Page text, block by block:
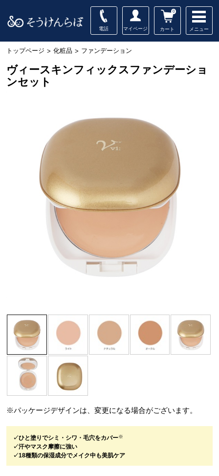
電話 マイページ カート
0
メニュー
トップページ > 化粧品 > ファンデーション
ヴィースキンフィックスファンデーショ
ンセット
※パッケージデザインは、変更になる場合がございます。
✓ひと塗りでシミ・シワ・毛穴をカバー※
✓汗やマスク摩擦に強い
✓18種類の保湿成分でメイク中も美肌ケア